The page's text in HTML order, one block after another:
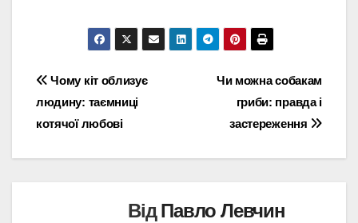
Навігація
записів
Чи можна собакам
гриби: правда і
застереження
Чому кіт облизує
людину: таємниці
котячої любові
ВідПавло Левчин